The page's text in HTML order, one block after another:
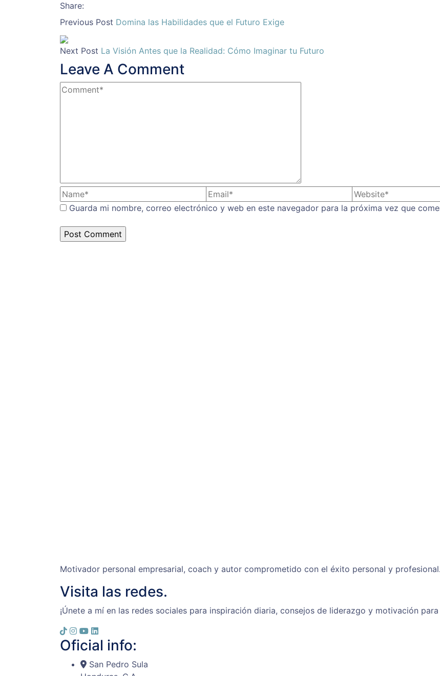
Share:
Previous Post Domina las Habilidades que el Futuro Exige
Next Post La Visión Antes que la Realidad: Cómo Imaginar tu Futuro
Leave A Comment
Guarda mi nombre, correo electrónico y web en este navegador para la próxima vez que
Motivador personal empresarial, coach y autor comprometido con el éxito personal y profesional.
Visita las redes.
¡Únete a mí en las redes sociales para inspiración diaria, consejos de liderazgo y motivación
Oficial info:
San Pedro Sula